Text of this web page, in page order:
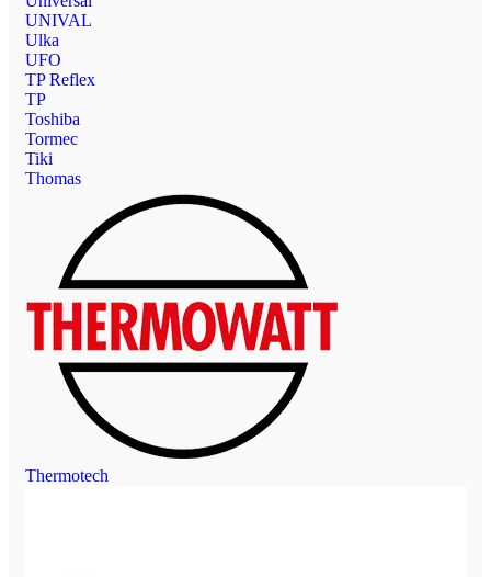
UNIVAL
Ulka
UFO
TP Reflex
TP
Toshiba
Tormec
Tiki
Thomas
Thermotech